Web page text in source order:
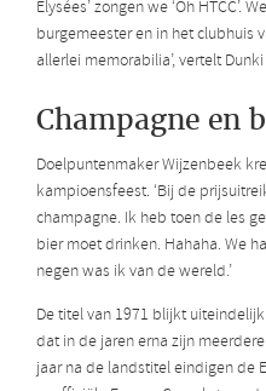
Elysées’ zongen we ‘Oh HTCC’.
burgemeester en in het clubhuis
allerlei memorabilia’, vertelt
Champagne en
Doelpuntenmaker Wijzenbeek
kampioensfeest. ‘Bij de
champagne. Ik heb toen de les
bier moet drinken. Hahaha. We
negen was ik van de wereld.’
De titel van 1971 blijkt
dat in de jaren erna zijn
jaar na de landstitel eindigen de